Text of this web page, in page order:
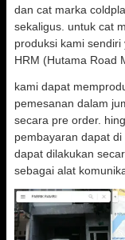
dan cat marka
sekaligus. untuk cat
produksi kami
HRM (Hutama Road
kami dapat
pemesanan dalam
secara pre order.
pembayaran dapat
dapat dilakukan
sebagai alat